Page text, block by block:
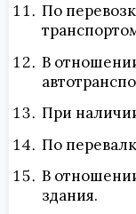
По
В
При
По
В
здания.